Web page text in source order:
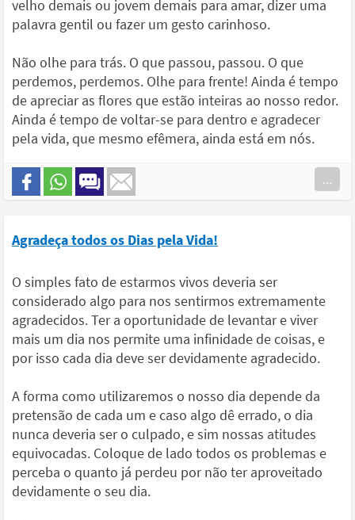
velho demais ou jovem demais para amar, dizer uma
palavra gentil ou fazer um gesto carinhoso.
Não olhe para trás. O que passou, passou. O que
perdemos, perdemos. Olhe para frente! Ainda é tempo
de apreciar as flores que estão inteiras ao nosso redor.
Ainda é tempo de voltar-se para dentro e agradecer
pela vida, que mesmo efêmera, ainda está em nós.
...
Agradeça todos os Dias pela Vida!
O simples fato de estarmos vivos deveria ser
considerado algo para nos sentirmos extremamente
agradecidos. Ter a oportunidade de levantar e viver
mais um dia nos permite uma infinidade de coisas, e
por isso cada dia deve ser devidamente agradecido.
A forma como utilizaremos o nosso dia depende da
pretensão de cada um e caso algo dê errado, o dia
nunca deveria ser o culpado, e sim nossas atitudes
equivocadas. Coloque de lado todos os problemas e
perceba o quanto já perdeu por não ter aproveitado
devidamente o seu dia.